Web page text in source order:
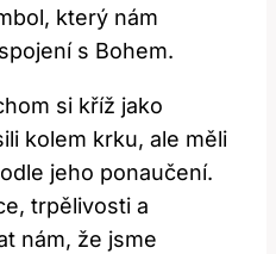
který nám
s Bohem.
si kříž jako
kolem krku, ale měli
jeho ponaučení.
trpělivosti a
nám, že jsme